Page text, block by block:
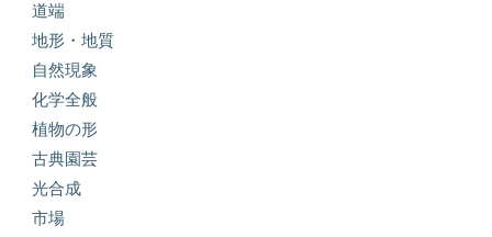
道端
地形・地質
自然現象
化学全般
植物の形
古典園芸
光合成
市場